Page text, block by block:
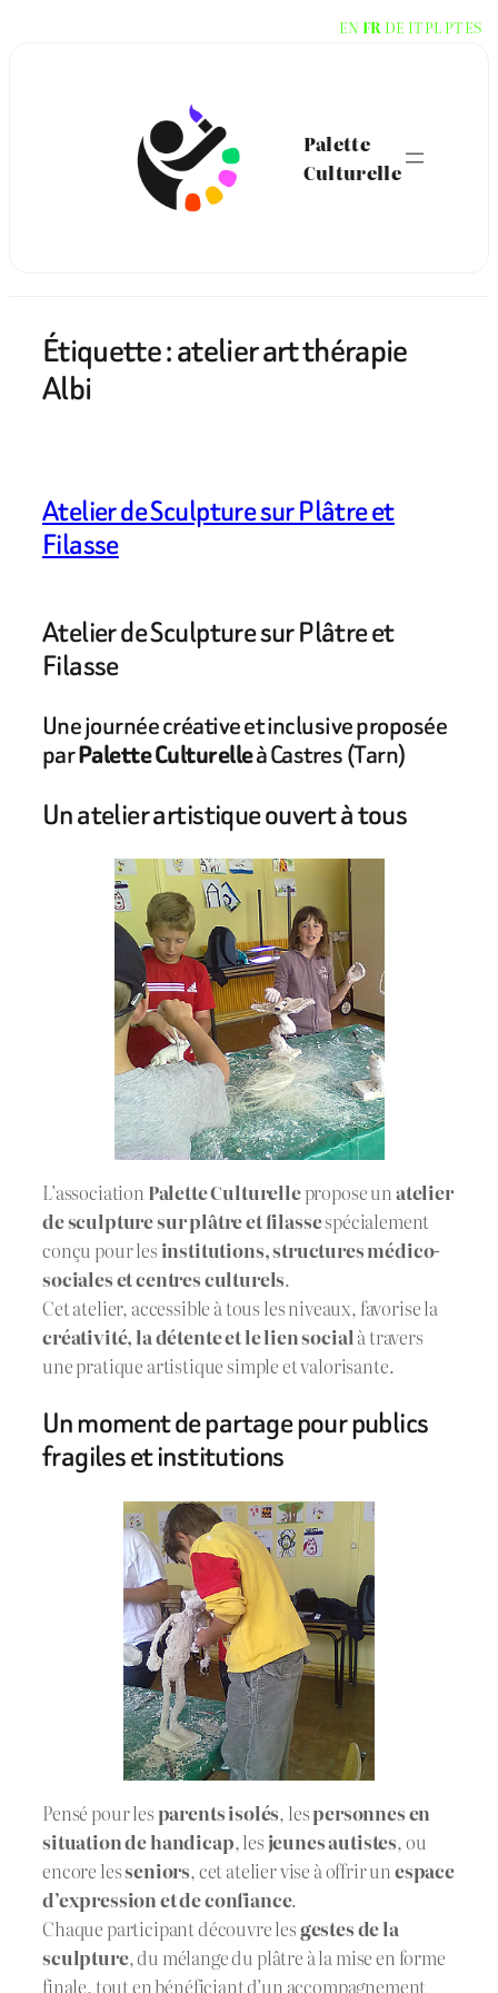
Palette
Culturelle
Étiquette :atelier art thérapie
Albi
Atelier de Sculpture sur Plâtre et
Filasse
Atelier de Sculpture sur Plâtre et
Filasse
Une journée créative et inclusive proposée
parPalette Culturelleà Castres (Tarn)
Un atelier artistique ouvert à tous
L’association Palette Culturellepropose un atelier
de sculpture sur plâtre et filassespécialement
conçu pour lesinstitutions, structures médico-
sociales et centres culturels.
Cet atelier, accessible à tous les niveaux, favorise la
créativité, la détente et le lien social à travers
une pratique artistique simple et valorisante.
Un moment de partage pour publics
fragiles et institutions
Pensé pour lesparents isolés, lespersonnes en
situation de handicap, lesjeunes autistes, ou
encore lesseniors, cet atelier vise à offrir unespace
d’expression et de confiance.
Chaque participant découvre lesgestes de la
sculpture, du mélange du plâtre à la mise en forme
finale, tout en bénéficiant d’un accompagnement
EN FR DE ITPL PTES